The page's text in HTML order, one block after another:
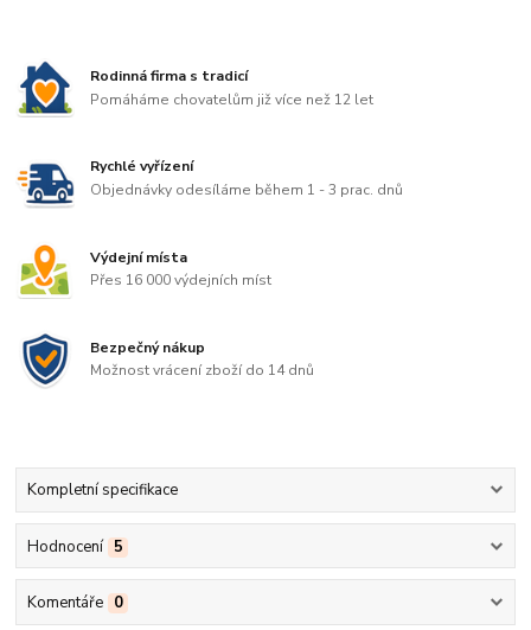
Rodinná firma s tradicí
Pomáháme chovatelům již více než 12 let
Rychlé vyřízení
Objednávky odesíláme během 1 - 3 prac. dnů
Výdejní místa
Přes 16 000 výdejních míst
Bezpečný nákup
Možnost vrácení zboží do 14 dnů
Kompletní specifikace
Hodnocení 5
Komentáře 0